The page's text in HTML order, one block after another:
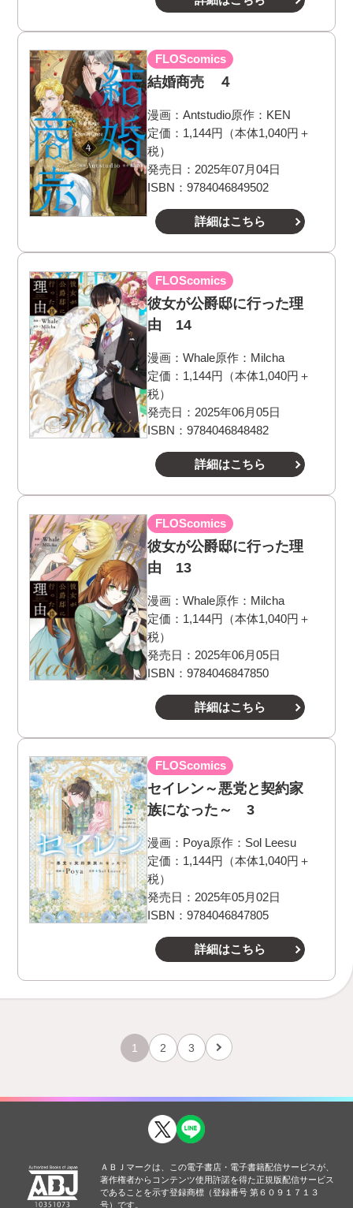
FLOScomics
結婚商売 ４
漫画： Antstudio原作： KEN
定価：1,144円（本体1,040円＋
税）
発売日：2025年07月04日
ISBN：9784046849502
詳細はこちら
FLOScomics
彼女が公爵邸に行った理
由 14
漫画： Whale原作： Milcha
定価：1,144円（本体1,040円＋
税）
発売日：2025年06月05日
ISBN：9784046848482
詳細はこちら
FLOScomics
彼女が公爵邸に行った理
由 13
漫画： Whale原作： Milcha
定価：1,144円（本体1,040円＋
税）
発売日：2025年06月05日
ISBN：9784046847850
詳細はこちら
FLOScomics
セイレン～悪党と契約家
族になった～ 3
漫画： Poya原作： Sol Leesu
定価：1,144円（本体1,040円＋
税）
発売日：2025年05月02日
ISBN：9784046847805
詳細はこちら
1 2 3
ＡＢＪマークは、この電子書店・電子書籍配信サービスが、
著作権者からコンテンツ使用許諾を得た正規版配信サービス
であることを示す登録商標（登録番号 第６０９１７１３
号）です。